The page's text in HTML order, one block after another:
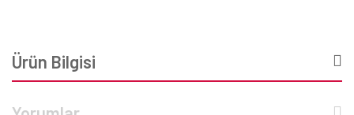
Ürün Bilgisi